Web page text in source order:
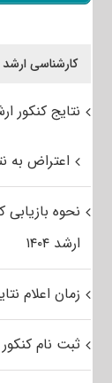
کارشناسی ارشد
نتایج کنکور ارشد
اعتراض به
نحوه
ارشد ۱۴۰۴
زمان اعلام
ثبت نام کنکور